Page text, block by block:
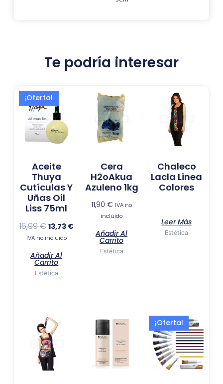
Te podría interesar
¡Oferta!
Aceite
Thuya
Cutículas Y
Uñas Oil
Liss 75ml
16,99€
El
precio
original
era:
16,99 €.
13,73 €
IVA no incluido
Añadir Al
Carrito
Estética
Cera
H2oAkua
Azuleno 1kg
11,90 € IVA no
incluido
Añadir Al
Carrito
Estética
Chaleco
Lacla Linea
Colores
Leer Más
Estética
¡Oferta!
El
precio
original
era:
9,90 €.
es:
7,72 €.